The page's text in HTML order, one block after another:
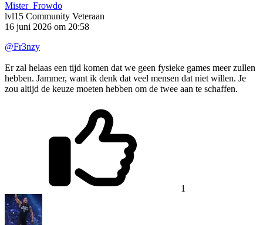
Mister_Frowdo
lvl15 Community Veteraan
16 juni 2026 om 20:58
@Fr3nzy
Er zal helaas een tijd komen dat we geen fysieke games meer zullen
hebben. Jammer, want ik denk dat veel mensen dat niet willen. Je
zou altijd de keuze moeten hebben om de twee aan te schaffen.
1